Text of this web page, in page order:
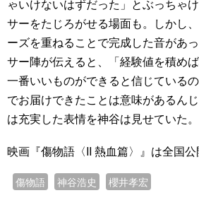
ゃいけないはずだった」とぶっちゃ
サーをたじろがせる場面も。しかし
ーズを重ねることで完成した音があ
サー陣が伝えると、「経験値を積め
一番いいものができると信じている
でお届けできたことは意味があるん
は充実した表情を神谷は見せていた
映画『傷物語〈II 熱血篇〉』は全国公
傷物語 神谷浩史 櫻井孝宏